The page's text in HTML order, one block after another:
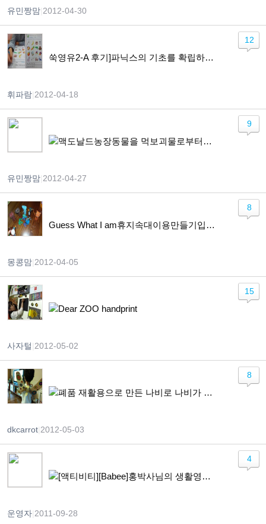
유민짱맘 2012-04-30
쑥영유2-A 후기]파닉스의 기초를 확립하고 읽기와 쓰기 기반을 확실히 다져줍니다.
휘파람 2012-04-18
12
맥도날드농장동물을 먹보괴물로부터구하라.
유민짱맘 2012-04-27
9
Guess What I am휴지속대이용만들기입니다.
몽콩맘 2012-04-05
8
Dear ZOO handprint
사자털 2012-05-02
15
폐품 재활용으로 만든 나비로 나비가 되어 훨훨~
dkcarrot 2012-05-03
8
[액티비티][Babee]홍박사님의 생활영어 + Cloth
운영자 2011-09-28
4